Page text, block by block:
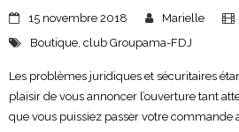
Vidéos
Adhérez au Club
15 novembre 2018 Marielle
Boutique, club Groupama-FDJ
Les problèmes juridiques et sécuritaires
plaisir de vous annoncer l’ouverture tant
que vous puissiez passer votre commande